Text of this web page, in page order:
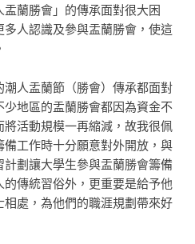
蘭勝會」的傳承面對很大困
人認識及參與盂蘭勝會，使這
人盂蘭節（勝會）傳承都面對
地區的盂蘭勝會都因為資金不
活動規模一再縮減，故我很佩
工作時十分願意對外開放，與
劃讓大學生參與盂蘭勝會籌備
傳統習俗外，更重要是給予他
處，為他們的職涯規劃帶來好